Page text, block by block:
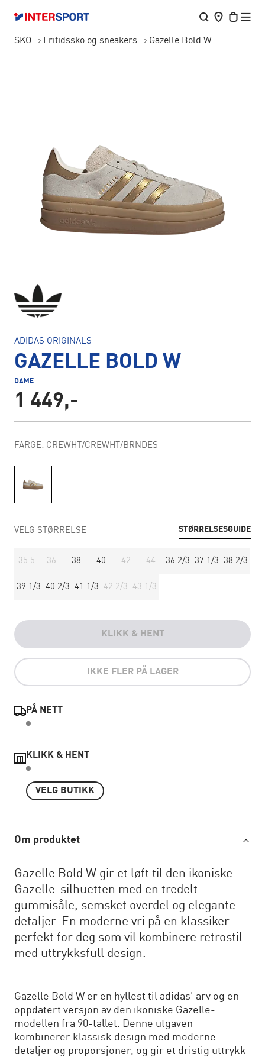
SKO Fritidssko og sneakers Gazelle Bold W
ADIDAS ORIGINALS
GAZELLE BOLD W
DAME
1 449,-
FARGE: CREWHT/CREWHT/BRNDES
VELG STØRRELSE STØRRELSESGUIDE
35.5 36 38 40 42 44 36 2/3 37 1/3 38 2/3
39 1/3 40 2/3 41 1/3 42 2/3 43 1/3
KLIKK & HENT
IKKE FLER PÅ LAGER
PÅ NETT
...
KLIKK & HENT
..
VELG BUTIKK
Om produktet
Gazelle Bold W gir et løft til den ikoniske
Gazelle-silhuetten med en tredelt
gummisåle, semsket overdel og elegante
detaljer. En moderne vri på en klassiker –
perfekt for deg som vil kombinere retrostil
med uttrykksfull design.
Gazelle Bold W er en hyllest til adidas' arv og en
oppdatert versjon av den ikoniske Gazelle-
modellen fra 90-tallet. Denne utgaven
kombinerer klassisk design med moderne
detaljer og proporsjoner, og gir et dristig uttrykk